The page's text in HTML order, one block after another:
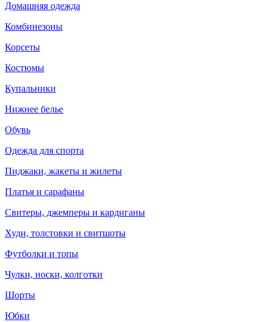
Домашняя одежда
Комбинезоны
Корсеты
Костюмы
Купальники
Нижнее белье
Обувь
Одежда для спорта
Пиджаки, жакеты и жилеты
Платья и сарафаны
Свитеры, джемперы и кардиганы
Худи, толстовки и свитшоты
Футболки и топы
Чулки, носки, колготки
Шорты
Юбки